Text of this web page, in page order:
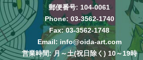
郵便番号: 104-0061
Phone: 03-3562-1740
Fax: 03-3562-1748
Email: info@oida-art.com
営業時間: 月～土(祝日除く) 10～19時